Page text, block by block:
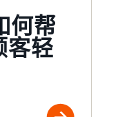
何帮
客轻